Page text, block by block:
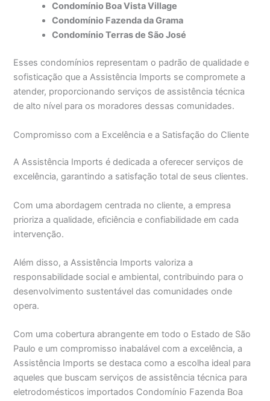
Condomínio Boa Vista Village
Condomínio Fazenda da Grama
Condomínio Terras de São José
Esses condomínios representam o padrão de qualidade e
sofisticação que a Assistência Imports se compromete a
atender, proporcionando serviços de assistência técnica
de alto nível para os moradores dessas comunidades.
Compromisso com a Excelência e a Satisfação do Cliente
A Assistência Imports é dedicada a oferecer serviços de
excelência, garantindo a satisfação total de seus clientes.
Com uma abordagem centrada no cliente, a empresa
prioriza a qualidade, eficiência e confiabilidade em cada
intervenção.
Além disso, a Assistência Imports valoriza a
responsabilidade social e ambiental, contribuindo para o
desenvolvimento sustentável das comunidades onde
opera.
Com uma cobertura abrangente em todo o Estado de São
Paulo e um compromisso inabalável com a excelência, a
Assistência Imports se destaca como a escolha ideal para
aqueles que buscam serviços de assistência técnica para
eletrodomésticos importados Condomínio Fazenda Boa